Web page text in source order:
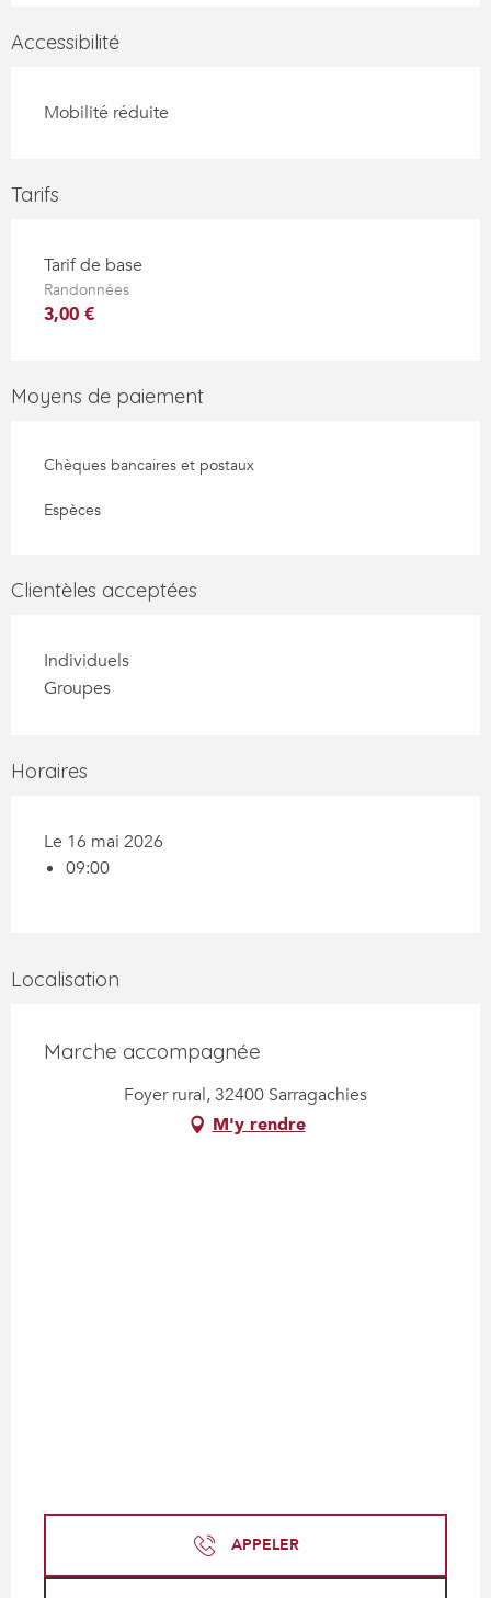
Accessibilité
Mobilité réduite
Tarifs
Tarif de base
Randonnées
3,00 €
Moyens de paiement
Chèques bancaires et postaux
Espèces
Clientèles acceptées
Individuels
Groupes
Horaires
Le 16 mai 2026
09:00
Localisation
Marche accompagnée
Foyer rural, 32400 Sarragachies
M'y rendre
APPELER